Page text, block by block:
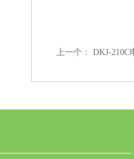
上一个： DKJ-210C